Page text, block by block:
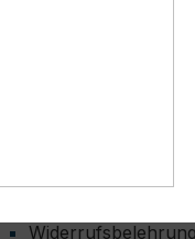
Widerrufsbelehrung